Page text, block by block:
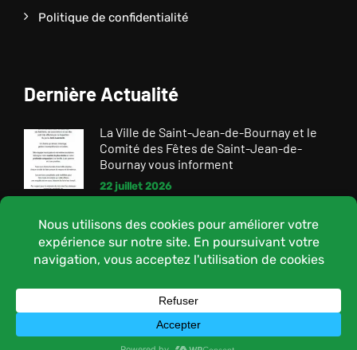
Politique de confidentialité
Dernière Actualité
La Ville de Saint-Jean-de-Bournay et le
Comité des Fêtes de Saint-Jean-de-
Bournay vous informent
22 juillet 2026